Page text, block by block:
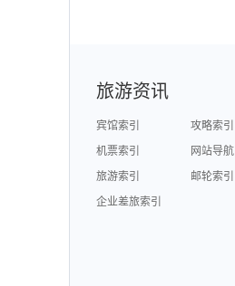
旅游资讯
宾馆索引
攻略索引
机票索引
网站导航
旅游索引
邮轮索引
企业差旅索引